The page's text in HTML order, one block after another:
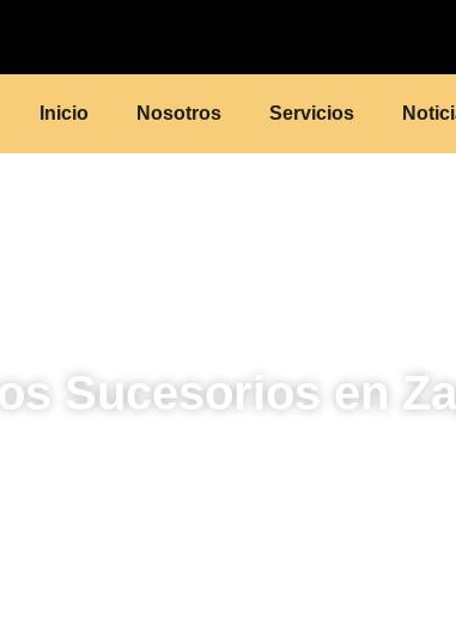
Inicio Nosotros Servicios
Sucesorios en